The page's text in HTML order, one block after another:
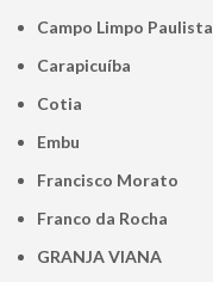
Campo Limpo Paulista
Carapicuíba
Cotia
Embu
Francisco Morato
Franco da Rocha
GRANJA VIANA